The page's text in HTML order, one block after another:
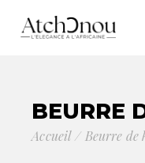
BEURRE
Accueil Beurre de